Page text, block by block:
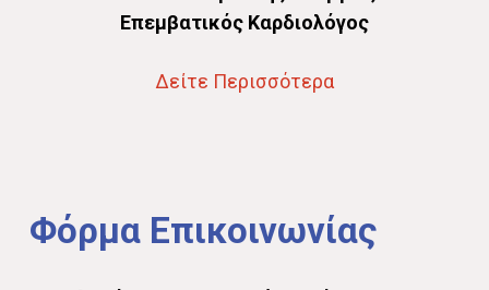
Επεμβατικός Καρδιολόγος
Δείτε Περισσότερα
Φόρμα Επικοινωνίας